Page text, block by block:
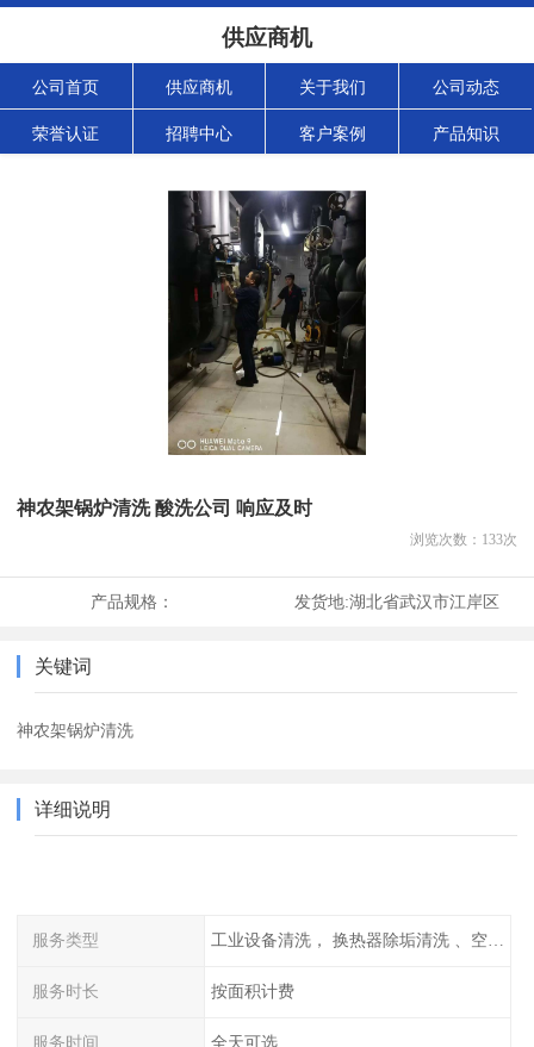
供应商机
公司首页 供应商机 关于我们 公司动态
荣誉认证 招聘中心 客户案例 产品知识
神农架锅炉清洗 酸洗公司 响应及时
浏览次数： 133次
产品规格： 发货地:湖北省武汉市江岸区
关键词
神农架锅炉清洗
详细说明
服务类型 工业设备清洗， 换热器除垢清洗 、空调清洗等
服务时长 按面积计费
服务时间 全天可选